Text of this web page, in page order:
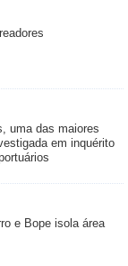
uma das maiores
em inquérito
e Bope isola área